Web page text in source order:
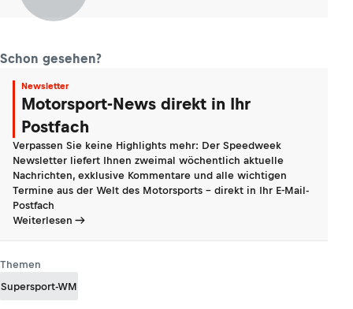
Schon gesehen?
Newsletter
Motorsport-News direkt in Ihr
Postfach
Verpassen Sie keine Highlights mehr: Der Speedweek
Newsletter liefert Ihnen zweimal wöchentlich aktuelle
Nachrichten, exklusive Kommentare und alle wichtigen
Termine aus der Welt des Motorsports - direkt in Ihr E-Mail-
Postfach
Weiterlesen
Themen
Supersport-WM